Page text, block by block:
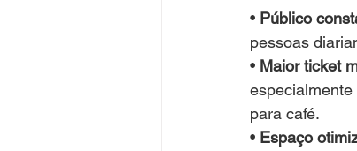
• Público
pessoas
• Maior ticket
para café.
• Espaço